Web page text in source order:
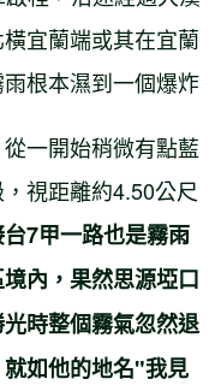
宜蘭端或其在宜蘭
根本濕到一個爆炸
一開始稍微有點藍
視距離約4.50公尺
7甲一路也是霧雨
內，果然思源埡口
時整個霧氣忽然退
如他的地名"我見